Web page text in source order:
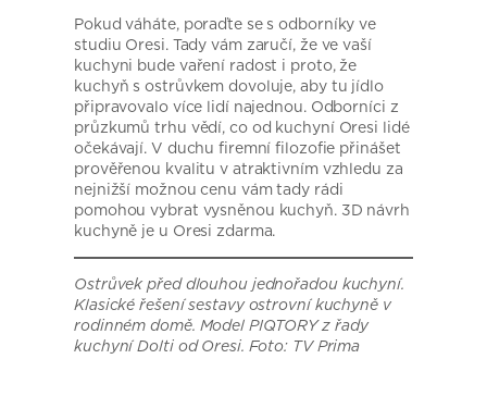
Pokud váháte, poraďte se s odborníky ve
studiu Oresi. Tady vám zaručí, že ve vaší
kuchyni bude vaření radost i proto, že
kuchyň s ostrůvkem dovoluje, aby tu jídlo
připravovalo více lidí najednou. Odborníci z
průzkumů trhu vědí, co od kuchyní Oresi lidé
očekávají. V duchu firemní filozofie přinášet
prověřenou kvalitu v atraktivním vzhledu za
nejnižší možnou cenu vám tady rádi
pomohou vybrat vysněnou kuchyň. 3D návrh
kuchyně je u Oresi zdarma.
Ostrůvek před dlouhou jednořadou kuchyní.
Klasické řešení sestavy ostrovní kuchyně v
rodinném domě. Model PIQTORY z řady
kuchyní Dolti od Oresi. Foto: TV Prima